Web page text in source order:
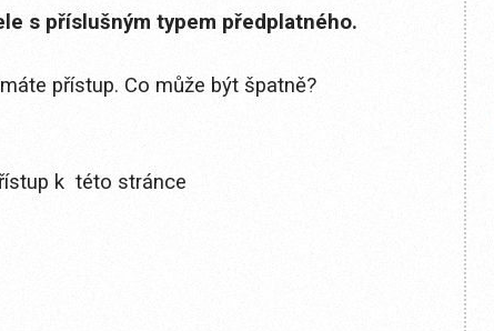
s příslušným typem předplatného.
přístup. Co může být špatně?
k této stránce